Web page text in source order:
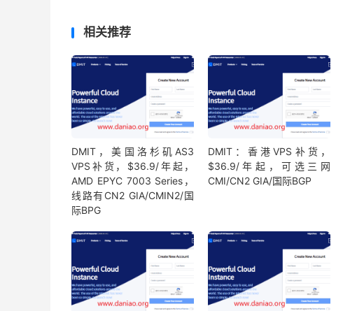
相关推荐
DMIT，美国洛杉矶AS3
VPS补货，$36.9/年起，
AMD EPYC 7003 Series，
线路有CN2 GIA/CMIN2/国
际BPG
DMIT：香港VPS补货，
$36.9/年起，可选三网
CMI/CN2 GIA/国际BGP